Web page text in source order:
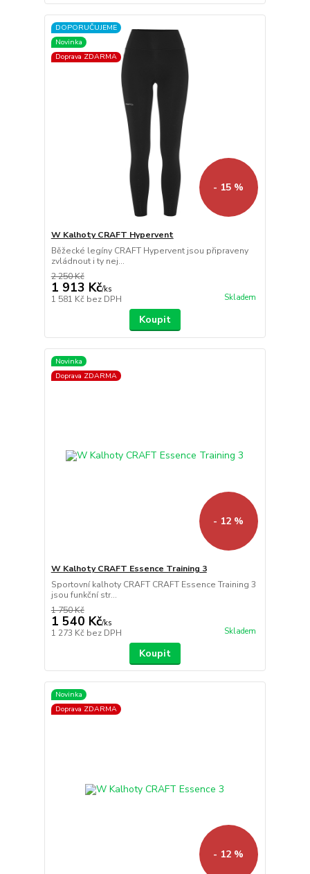
DOPORUČUJEME
Novinka
Doprava ZDARMA
- 15 %
W Kalhoty CRAFT Hypervent
Běžecké legíny CRAFT Hypervent jsou připraveny
zvládnout i ty nej...
2 250 Kč
1 913 Kč/ks
1 581 Kč bez DPH Skladem
Koupit
Novinka
Doprava ZDARMA
- 12 %
W Kalhoty CRAFT Essence Training 3
Sportovní kalhoty CRAFT CRAFT Essence Training 3
jsou funkční str...
1 750 Kč
1 540 Kč/ks
1 273 Kč bez DPH Skladem
Koupit
Novinka
Doprava ZDARMA
- 12 %